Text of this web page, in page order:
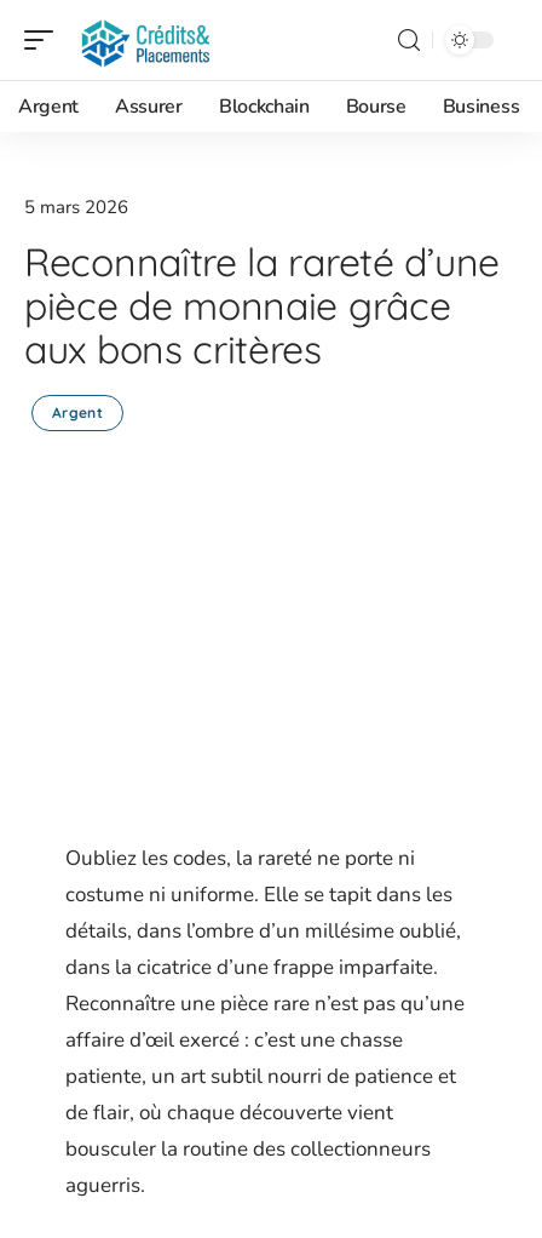
Argent Assurer Blockchain Bourse Business
5 mars 2026
Reconnaître la rareté d’une
pièce de monnaie grâce
aux bons critères
Argent
Oubliez les codes, la rareté ne porte ni
costume ni uniforme. Elle se tapit dans les
détails, dans l’ombre d’un millésime oublié,
dans la cicatrice d’une frappe imparfaite.
Reconnaître une pièce rare n’est pas qu’une
affaire d’œil exercé : c’est une chasse
patiente, un art subtil nourri de patience et
de flair, où chaque découverte vient
bousculer la routine des collectionneurs
aguerris.